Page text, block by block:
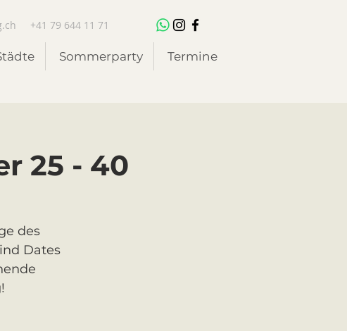
+41 79 644 11 71
Sommerparty Termine
25 - 40
des
Dates